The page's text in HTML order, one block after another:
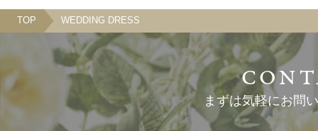
TOP WEDDING DRESS
まずは気軽にお問